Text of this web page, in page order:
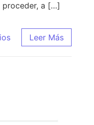
proceder, a […]
Leer Más